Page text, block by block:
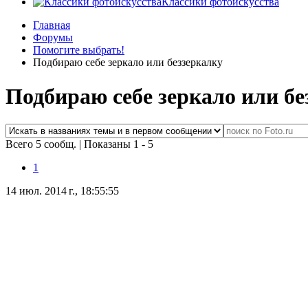
Главная
Форумы
Помогите выбрать!
Подбираю себе зеркало или беззеркалку
Подбираю себе зеркало или
Всего 5 сообщ. | Показаны 1 - 5
1
14 июл. 2014 г., 18:55:55